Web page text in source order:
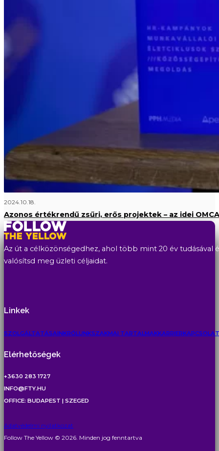
2024.10.18.
Azonos értékrendű zsűri, erős projektek – az idei
Az út a célközönségedhez, ahol több mint 20 év tudásával
valósítsd meg üzleti céljaidat.
Linkek
SZOLGÁLTATÁSAINKRÓLUNKSZAKMAI TARTALMAKKARRIERKAPCSOLAT
Elérhetőségek
+3630 283 1727
INFO@FTY.HU
OFFICE: BUDAPEST | SZEGED
Adatvédelmi nyilatkozat
Follow The Yellow © 2026. Minden jog fenntartva